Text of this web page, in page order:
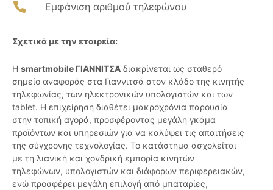
Εμφάνιση αριθμού τηλεφώνου
Σχετικά με την εταιρεία:
Η smartmobile ΓΙΑΝΝΙΤΣΑ διακρίνεται ως σταθερό
σημείο αναφοράς στα Γιαννιτσά στον κλάδο της κινητής
τηλεφωνίας, των ηλεκτρονικών υπολογιστών και των
tablet. Η επιχείρηση διαθέτει μακροχρόνια παρουσία
στην τοπική αγορά, προσφέροντας μεγάλη γκάμα
προϊόντων και υπηρεσιών για να καλύψει τις απαιτήσεις
της σύγχρονης τεχνολογίας. Το κατάστημα ασχολείται
με τη λιανική και χονδρική εμπορία κινητών
τηλεφώνων, υπολογιστών και διάφορων περιφερειακών,
ενώ προσφέρει μεγάλη επιλογή από μπαταρίες,